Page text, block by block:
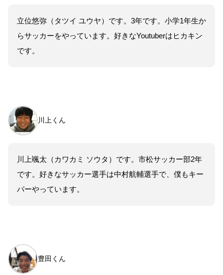
立位悠弥（タツイ ユウヤ）です。3年です。小学1年生か
らサッカーをやっています。好きなYoutuberはヒカキン
です。
川上颯太（カワカミ ソウタ）です。市松サッカー部2年
です。好きなサッカー選手は中村航輔選手で、僕もキー
パーやっています。
川上くん
豊田くん